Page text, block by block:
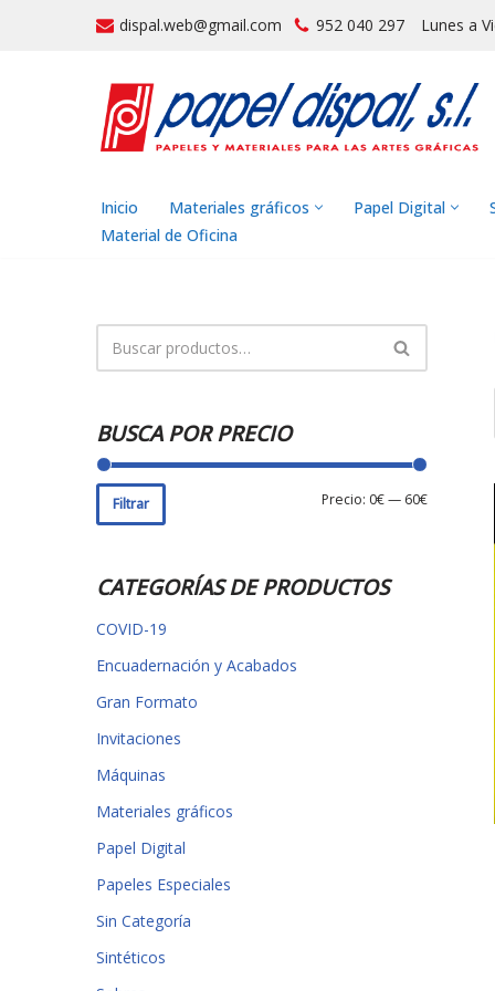
dispal.web@gmail.com 952 040 297 Lunes a
Inicio Materiales gráficos Papel Digital
Material de Oficina
BUSCA POR PRECIO
Filtrar Precio: 0€— 60€
CATEGORÍAS DE PRODUCTOS
COVID-19
Encuadernación y Acabados
Gran Formato
Invitaciones
Máquinas
Materiales gráficos
Papel Digital
Papeles Especiales
Sin Categoría
Sintéticos